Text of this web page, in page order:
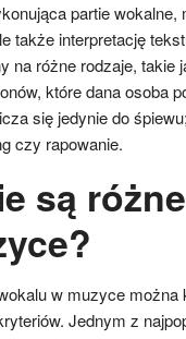
partie
także interpretację
na różne rodzaje, takie
które dana osoba
się jedynie do
czy rapowanie.
są
w muzyce
Jednym z